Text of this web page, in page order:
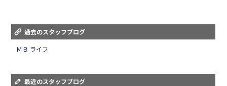
過去のスタッフブログ
ＭＢ ライフ
最近のスタッフブログ